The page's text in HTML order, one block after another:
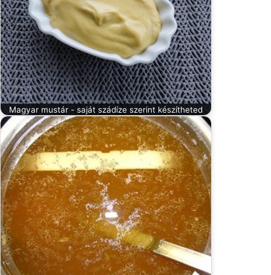
Magyar mustár - saját szádíze szerint készítheted